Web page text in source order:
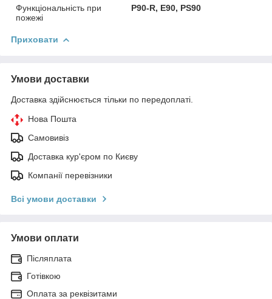
Функціональність при
пожежі
P90-R, E90, PS90
Приховати
Умови доставки
Доставка здійснюється тільки по передоплаті.
Нова Пошта
Самовивіз
Доставка кур'єром по Києву
Компанії перевізники
Всі умови доставки
Умови оплати
Післяплата
Готівкою
Оплата за реквізитами